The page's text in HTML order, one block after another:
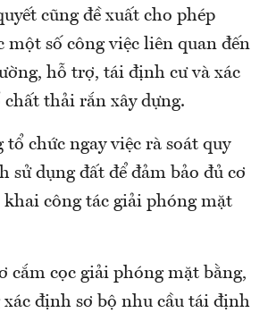
cũng đề xuất cho phép
số công việc liên quan đến
hỗ trợ, tái định cư và xác
thải rắn xây dựng.
tổ chức ngay việc rà soát quy
sử dụng đất để đảm bảo đủ cơ
khai công tác giải phóng mặt
cắm cọc giải phóng mặt bằng,
xác định sơ bộ nhu cầu tái định